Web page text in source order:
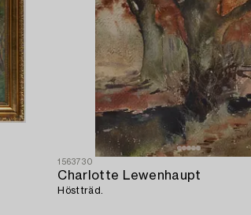
1563730
Charlotte Lewenhaupt
Höstträd.